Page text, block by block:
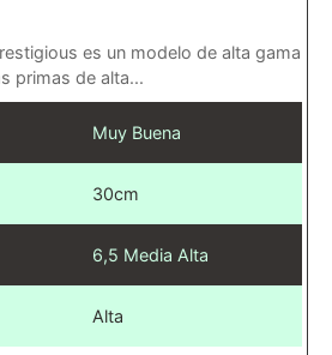
individuales, este
de invitados o para
es un modelo de alta gama
primas de alta...
Muy Buena
30cm
6,5 Media Alta
Alta